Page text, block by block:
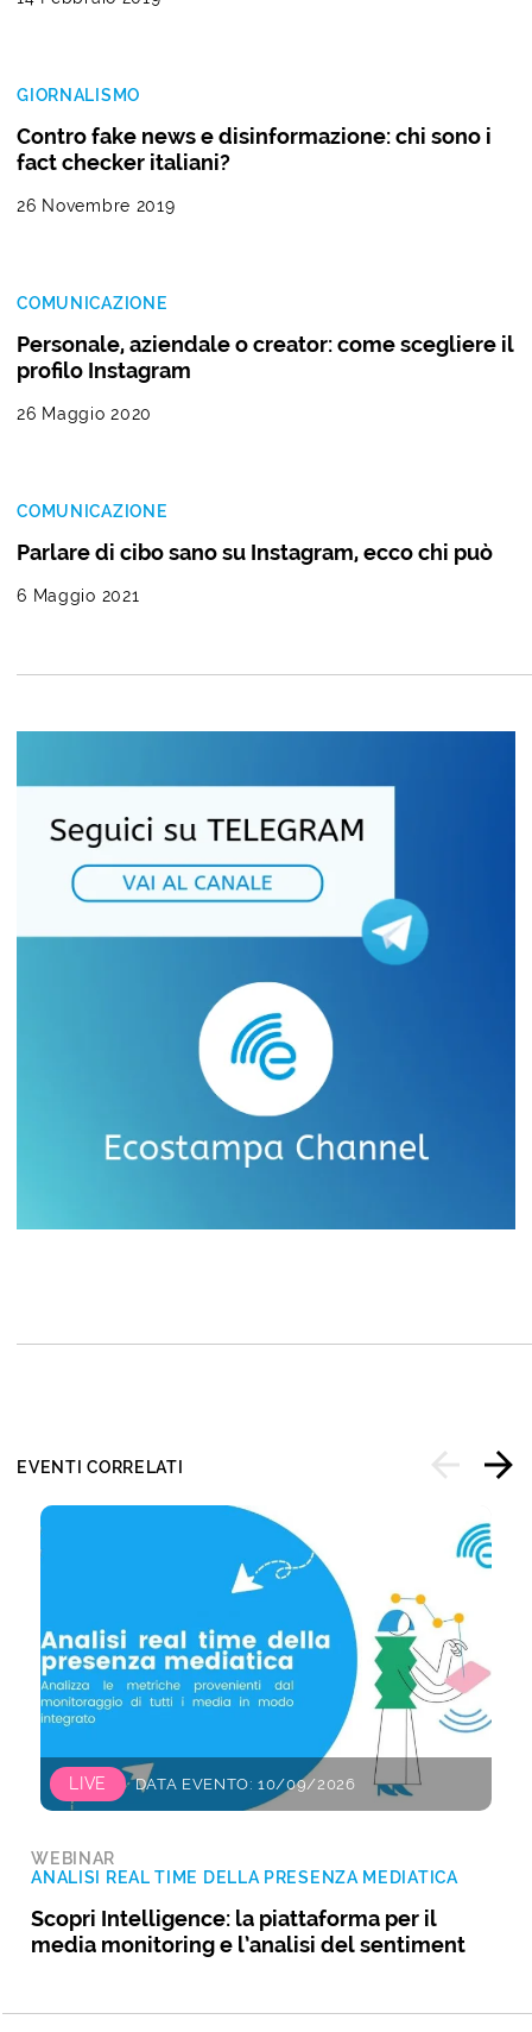
GIORNALISMO
Contro fake news e disinformazione: chi sono i
fact checker italiani?
26 Novembre 2019
COMUNICAZIONE
Personale, aziendale o creator: come scegliere il
profilo Instagram
26 Maggio 2020
COMUNICAZIONE
Parlare di cibo sano su Instagram, ecco chi può
6 Maggio 2021
EVENTI CORRELATI
LIVE DATA EVENTO: 10/09/2026
WEBINAR
ANALISI REAL TIME DELLA PRESENZA MEDIATICA
Scopri Intelligence: la piattaforma per il
media monitoring e l’analisi del sentiment